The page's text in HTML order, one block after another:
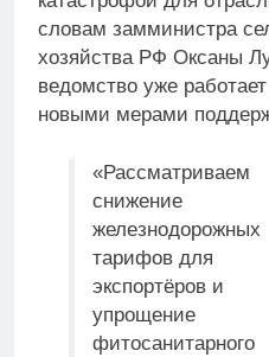
словам замминистра
хозяйства РФ Оксаны
ведомство уже
новыми мерами
«Рассматриваем
снижение
железнодорожных
тарифов для
экспортёров и
упрощение
фитосанитарного